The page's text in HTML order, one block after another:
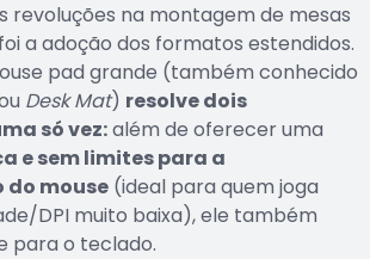
revoluções na montagem de mesas
a adoção dos formatos estendidos.
pad grande (também conhecido
Desk Mat) resolve dois
só vez:além de oferecer uma
e sem limites para a
mouse (ideal para quem joga
DPI muito baixa), ele também
para o teclado.